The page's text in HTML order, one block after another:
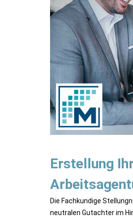
Erstellung
Die Fachkundige
neutralen Gutachter im